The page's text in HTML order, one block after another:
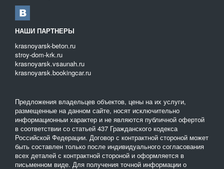
НАШИ ПАРТНЕРЫ
krasnoyarsk-beton.ru
stroy-dom-krk.ru
krasnoyarsk.vsaunah.ru
krasnoyarsk.bookingcar.ru
Предложения владельцев объектов, цены на их услуги,
размещенные на данном сайте, носят исключительно
информационныи характер и не являются публичной офертой
в соответствии со статьей 437 Гражданского кодекса
Российской Федерации. Договор с контрактной стороной может
быть составлен только после индивидуального согласования
всех деталей с контрактной стороной и оформляется в
письменном виде. Для получения точной информации о